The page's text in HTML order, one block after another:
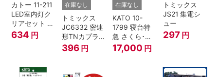
カトー 11-211
LED室内灯ク
リアセット N
ゲージ
634 円
在庫なし
トミックス
JC6332 密連
形TNカプラー
(SPグレー電
連付・211系)
396 円
在庫なし
KATO 10-
1799 寝台特
急 さくら･は
やぶさ/富士
24系 9両セッ
17,000 円
トミックス
JS21 集電シ
ュー
297 円